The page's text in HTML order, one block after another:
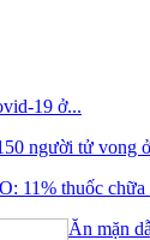
19 ở...
người tử vong
11% thuốc chữa
Ăn mặn